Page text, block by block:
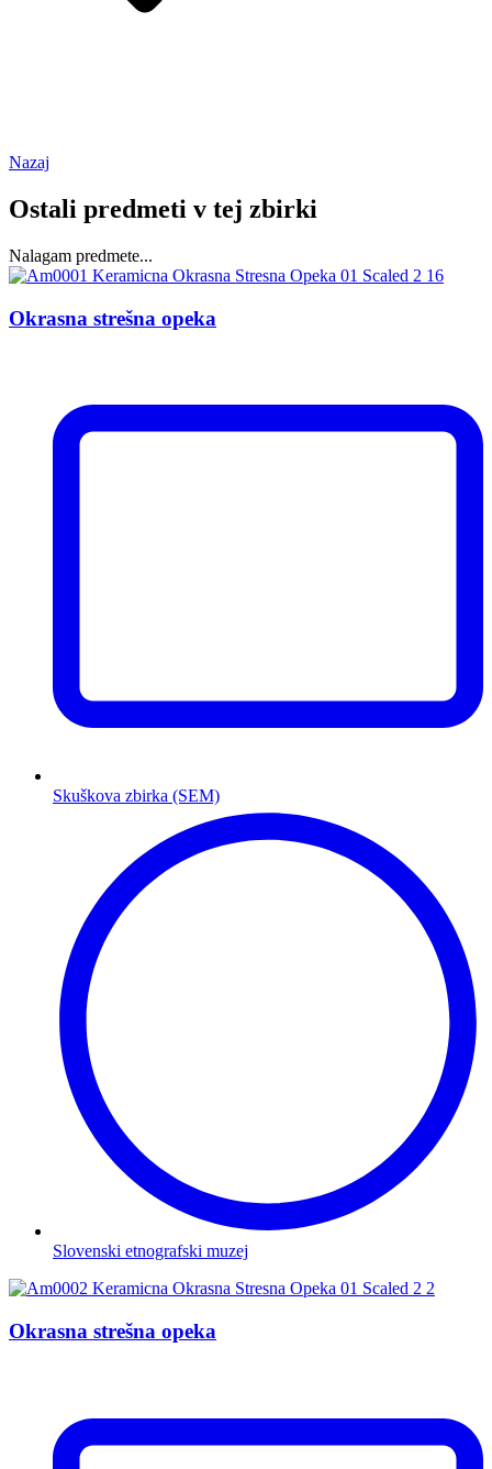
Nazaj
Ostali predmeti v tej zbirki
Nalagam predmete...
Okrasna strešna opeka
Skuškova zbirka (SEM)
Slovenski etnografski muzej
Okrasna strešna opeka